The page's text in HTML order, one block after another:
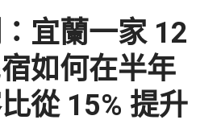
宜蘭一家 12
如何在半年
從 15% 提升